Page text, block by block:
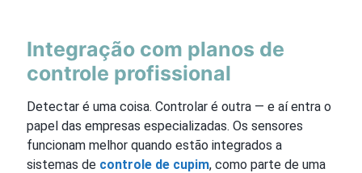
Integração com planos de
controle profissional
Detectar é uma coisa. Controlar é outra — e aí entra o
papel das empresas especializadas. Os sensores
funcionam melhor quando estão integrados a
sistemas de controle de cupim, como parte de uma